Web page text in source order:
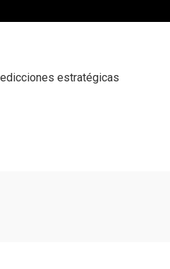
estratégicas